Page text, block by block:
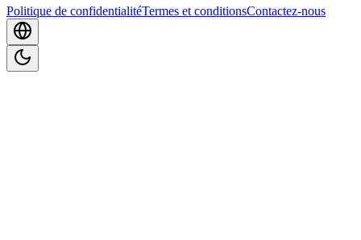
Politique de confidentialitéTermes et conditionsContactez-nous